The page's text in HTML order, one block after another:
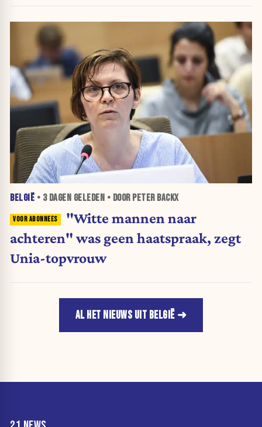
BELGIË • 3 DAGEN GELEDEN • DOOR PETER BACKX
"Witte mannen naar
achteren" was geen haatspraak, zegt
Unia-topvrouw
AL HET NIEUWS UIT BELGIË